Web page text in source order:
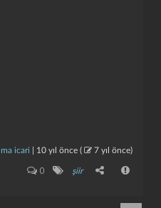
ma icari 10 yıl önce ( 7 yıl önce)
0 şiir